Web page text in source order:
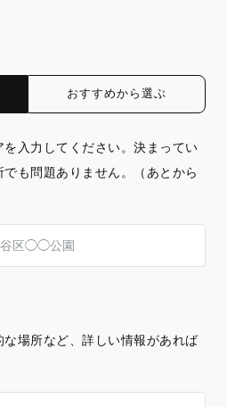
おすすめから選ぶ
入力してください。決まってい
も問題ありません。（あとから
場所など、詳しい情報があれば